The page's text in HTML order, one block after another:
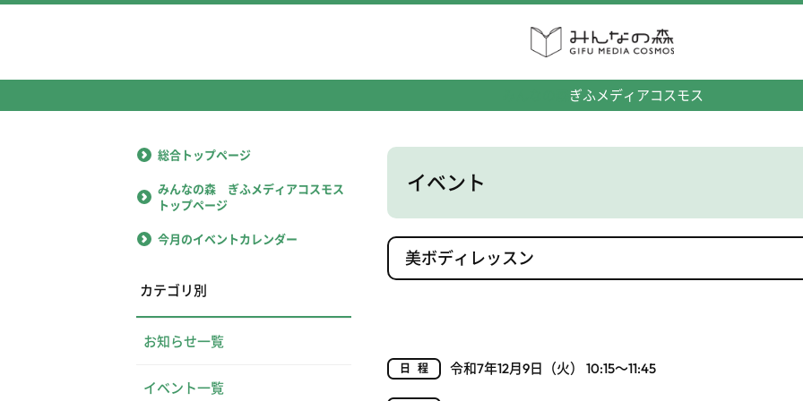
ぎふメディアコスモス
イベント
美ボディレッスン
日程 令和7年12月9日（火） 10:15～11:45
総合トップページ
みんなの森 ぎふメディアコスモス
トップページ
今月のイベントカレンダー
カテゴリ別
お知らせ一覧
イベント一覧